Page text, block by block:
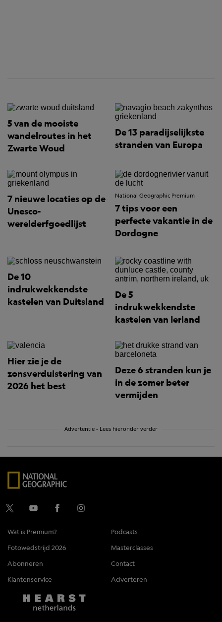
5 van de mooiste
wandelroutes in het
Zwarte Woud
De 13 paradijselijkste
stranden van Europa
7 nieuwe locaties op de
Unesco-
werelderfgoedlijst
National Geographic Premium
7 tips voor een
perfecte vakantie in de
Dordogne
De 10
indrukwekkendste
kastelen van Duitsland
De 5
indrukwekkendste
kastelen van Ierland
Hier zie je de
zonsverduistering van
2026 het best
Deze 6 stranden kun je
in de zomer beter
vermijden
Advertentie - Lees hieronder verder
Wat is Premium?
Podcasts
Fotowedstrijd 2026
Masterclasses
Abonneren
Contact
Klantenservice
Adverteren